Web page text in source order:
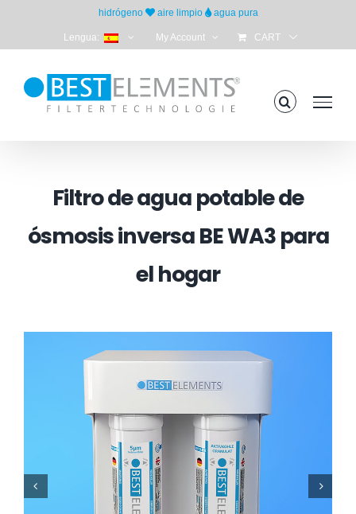
hidrógeno aire limpio agua pura
Lengua: My Account CART
Filtro de agua potable de
ósmosis inversa BE WA3 para
el hogar